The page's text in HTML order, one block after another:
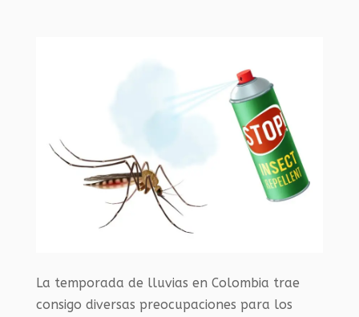
La temporada de lluvias en Colombia trae
consigo diversas preocupaciones para los